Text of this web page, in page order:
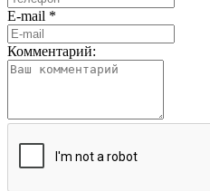
E-mail *
Комментарий: